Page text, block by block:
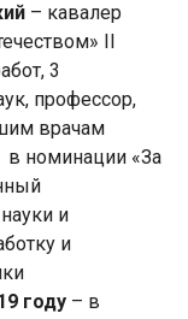
– кавалер
II
3
профессор,
врачам
в номинации «За
и
и
году – в